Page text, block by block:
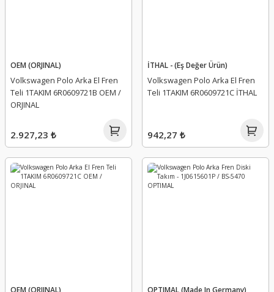
OEM (ORJINAL)
Volkswagen Polo Arka El Fren
Teli 1TAKIM 6R0609721B OEM /
ORJINAL
2.927,23 ₺
İTHAL - (Eş Değer Ürün)
Volkswagen Polo Arka El Fren
Teli 1TAKIM 6R0609721C İTHAL
942,27 ₺
OEM (ORJINAL) OPTIMAL (Made In Germany)